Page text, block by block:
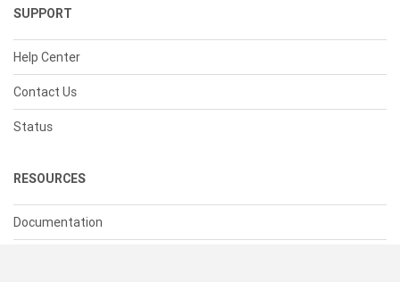
SUPPORT
Help Center
Contact Us
Status
RESOURCES
Documentation